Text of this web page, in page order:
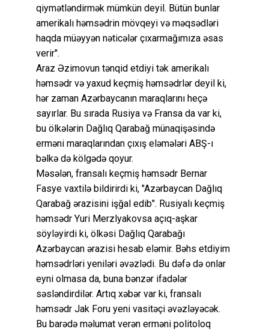
qiymətləndirmək mümkün deyil. Bütün bunlar
amerikalı həmsədrin mövqeyi və məqsədləri
haqda müəyyən nəticələr çıxarmağımıza əsas
verir".
Araz Əzimovun tənqid etdiyi tək amerikalı
həmsədr və yaxud keçmiş həmsədrlər deyil ki,
hər zaman Azərbaycanın maraqlarını heçə
sayırlar. Bu sırada Rusiya və Fransa da var ki,
bu ölkələrin Dağlıq Qarabağ münaqişəsində
erməni maraqlarından çıxış eləmələri ABŞ-ı
bəlkə də kölgədə qoyur.
Məsələn, fransalı keçmiş həmsədr Bernar
Fasye vaxtilə bildirirdi ki, "Azərbaycan Dağlıq
Qarabağ ərazisini işğal edib". Rusiyalı keçmiş
həmsədr Yuri Merzlyakovsa açıq-aşkar
söyləyirdi ki, ölkəsi Dağlıq Qarabağı
Azərbaycan ərazisi hesab eləmir. Bəhs etdiyim
həmsədrləri yeniləri əvəzlədi. Bu dəfə də onlar
eyni olmasa da, buna bənzər ifadələr
səsləndirdilər. Artıq xəbər var ki, fransalı
həmsədr Jak Foru yeni vasitəçi əvəzləyəcək.
Bu barədə məlumat verən erməni politoloq